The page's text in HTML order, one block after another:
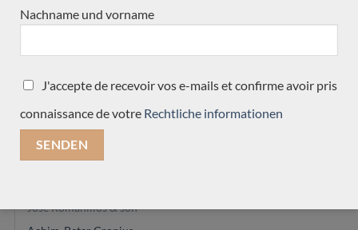
Gebraucht
Michel Belair
Daniele Marrabello
José Marques
Keijo Korelin
Jose Romanillos & son
Nachname und vorname
J'accepte de recevoir vos e-mails et confirme avoir pris
connaissance de votre Rechtliche informationen